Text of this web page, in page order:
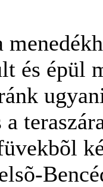
és épül
a